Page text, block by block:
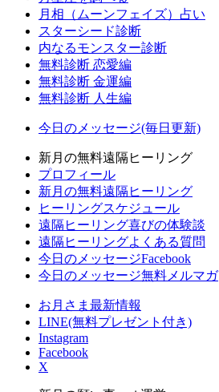
月相（ムーンフェイズ）占い
スターシード診断
内なるモンスター診断
無料診断 恋愛編
無料診断 金運編
無料診断 人生編
今日のメッセージ(毎日更新)
新月の無料遠隔ヒーリング
プロフィール
新月の無料遠隔ヒーリング
ヒーリングスケジュール
遠隔ヒーリング喜びの体験談
遠隔ヒーリングよくある質問
今日のメッセージFacebook
今日のメッセージ無料メルマガ
お月さま最新情報
LINE(無料プレゼント付き)
Instagram
Facebook
X